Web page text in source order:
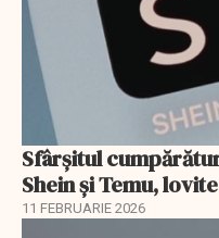
Sfârșitul
Shein și Temu,
11 FEBRUARIE 2026